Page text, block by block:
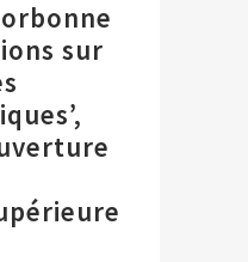
sur